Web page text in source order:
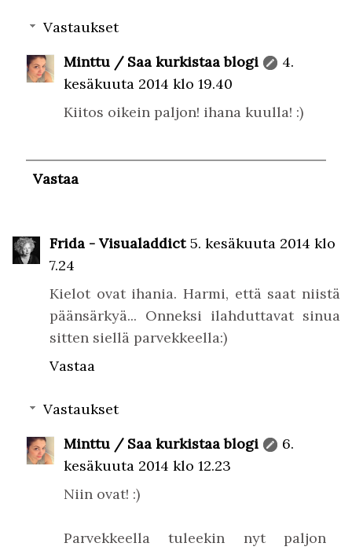
Vastaukset
Minttu / Saa kurkistaa blogi
4.
kesäkuuta 2014 klo 19.40
Kiitos oikein paljon! ihana kuulla! :)
Vastaa
Frida - Visualaddict 5. kesäkuuta 2014 klo
7.24
Kielot ovat ihania. Harmi, että saat niistä
päänsärkyä... Onneksi ilahduttavat sinua
sitten siellä parvekkeella:)
Vastaa
Vastaukset
Minttu / Saa kurkistaa blogi
6.
kesäkuuta 2014 klo 12.23
Niin ovat! :)
Parvekkeella tuleekin nyt paljon